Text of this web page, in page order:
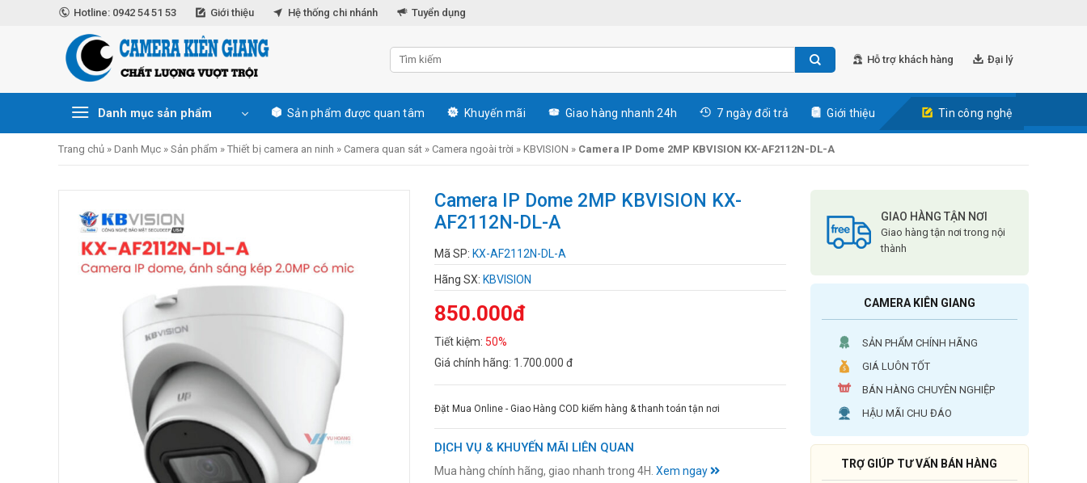
Hotline: 0942 54 51 53 Giới thiệu Hệ thống chi nhánh Tuyển dụng
Hỗ trợ khách hàng Đại lý
Danh mục sản phẩm Sản phẩm được quan tâm Khuyến mãi Giao hàng nhanh 24h 7 ngày đổi trả Giới thiệu Tin công nghệ
Trang chủ » Danh Mục » Sản phẩm » Thiết bị camera an ninh » Camera quan sát » Camera ngoài trời » KBVISION » Camera IP Dome 2MP KBVISION KX-AF2112N-DL-A
GIAO HÀNG TẬN NƠI
Giao hàng tận nơi trong nội
thành
CAMERA KIÊN GIANG
SẢN PHẨM CHÍNH HÃNG
GIÁ LUÔN TỐT
BÁN HÀNG CHUYÊN NGHIỆP
HẬU MÃI CHU ĐÁO
TRỢ GIÚP TƯ VẤN BÁN HÀNG
Camera IP Dome 2MP KBVISION KX-
AF2112N-DL-A
Mã SP: KX-AF2112N-DL-A
Hãng SX: KBVISION
850.000đ
Tiết kiệm: 50%
Giá chính hãng: 1.700.000 đ
Đặt Mua Online - Giao Hàng COD kiểm hàng & thanh toán tận nơi
DỊCH VỤ & KHUYẾN MÃI LIÊN QUAN
Mua hàng chính hãng, giao nhanh trong 4H. Xem ngay